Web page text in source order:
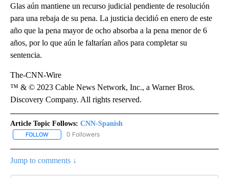
Glas aún mantiene un recurso judicial pendiente de resolución
para una rebaja de su pena. La justicia decidió en enero de este
año que la pena mayor de ocho absorba a la pena menor de 6
años, por lo que aún le faltarían años para completar su
sentencia.
The-CNN-Wire
™ & © 2023 Cable News Network, Inc., a Warner Bros.
Discovery Company. All rights reserved.
Article Topic Follows: CNN-Spanish
FOLLOW FOLLOW "CNN-SPANISH" TO RECEIVE NOTIFICATIONS ABOUT
0 Followers
Jump to comments ↓